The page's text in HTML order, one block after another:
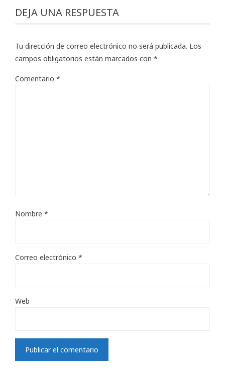
DEJA UNA RESPUESTA
Tu dirección de correo electrónico no será publicada. Los
campos obligatorios están marcados con *
Comentario *
Nombre *
Correo electrónico *
Web